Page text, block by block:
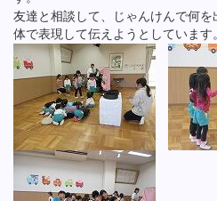
友達と相談して、じゃんけんで何
体で表現して伝えようとしています。